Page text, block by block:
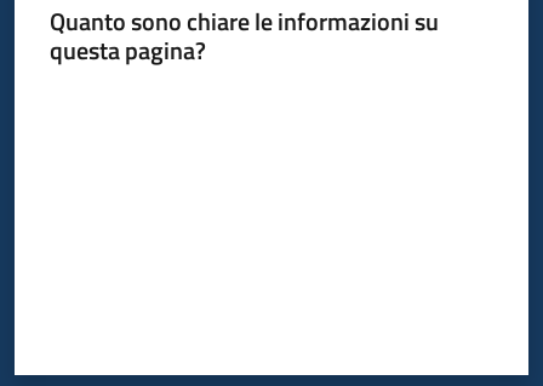
Fondo
Quanto sono chiare le informazioni su
questa pagina?